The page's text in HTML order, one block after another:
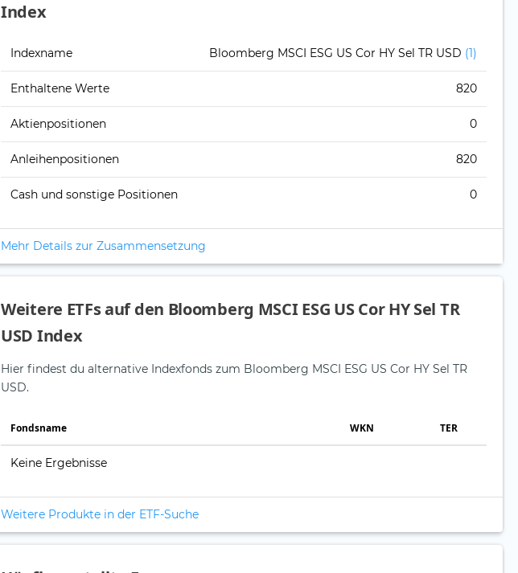
Index
Indexname Bloomberg MSCI ESG US Cor HY Sel TR USD (1)
Enthaltene Werte 820
Aktienpositionen 0
Anleihenpositionen 820
Cash und sonstige Positionen 0
Mehr Details zur Zusammensetzung
Weitere ETFs auf den Bloomberg MSCI ESG US Cor HY Sel TR
USD Index
Hier findest du alternative Indexfonds zum Bloomberg MSCI ESG US Cor HY Sel TR
USD.
Fonds­name WKN TER
Keine Ergebnisse
Weitere Produkte in der ETF-Suche